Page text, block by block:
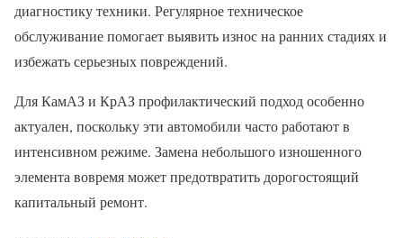
диагностику техники. Регулярное техническое
обслуживание помогает выявить износ на ранних стадиях и
избежать серьезных повреждений.
Для КамАЗ и КрАЗ профилактический подход особенно
актуален, поскольку эти автомобили часто работают в
интенсивном режиме. Замена небольшого изношенного
элемента вовремя может предотвратить дорогостоящий
капитальный ремонт.